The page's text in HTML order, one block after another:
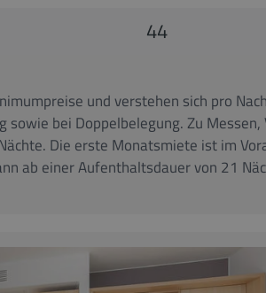
44
und verstehen sich pro
sowie bei Doppelbelegung. Zu
Die erste Monatsmiete ist im
ab einer Aufenthaltsdauer von 21